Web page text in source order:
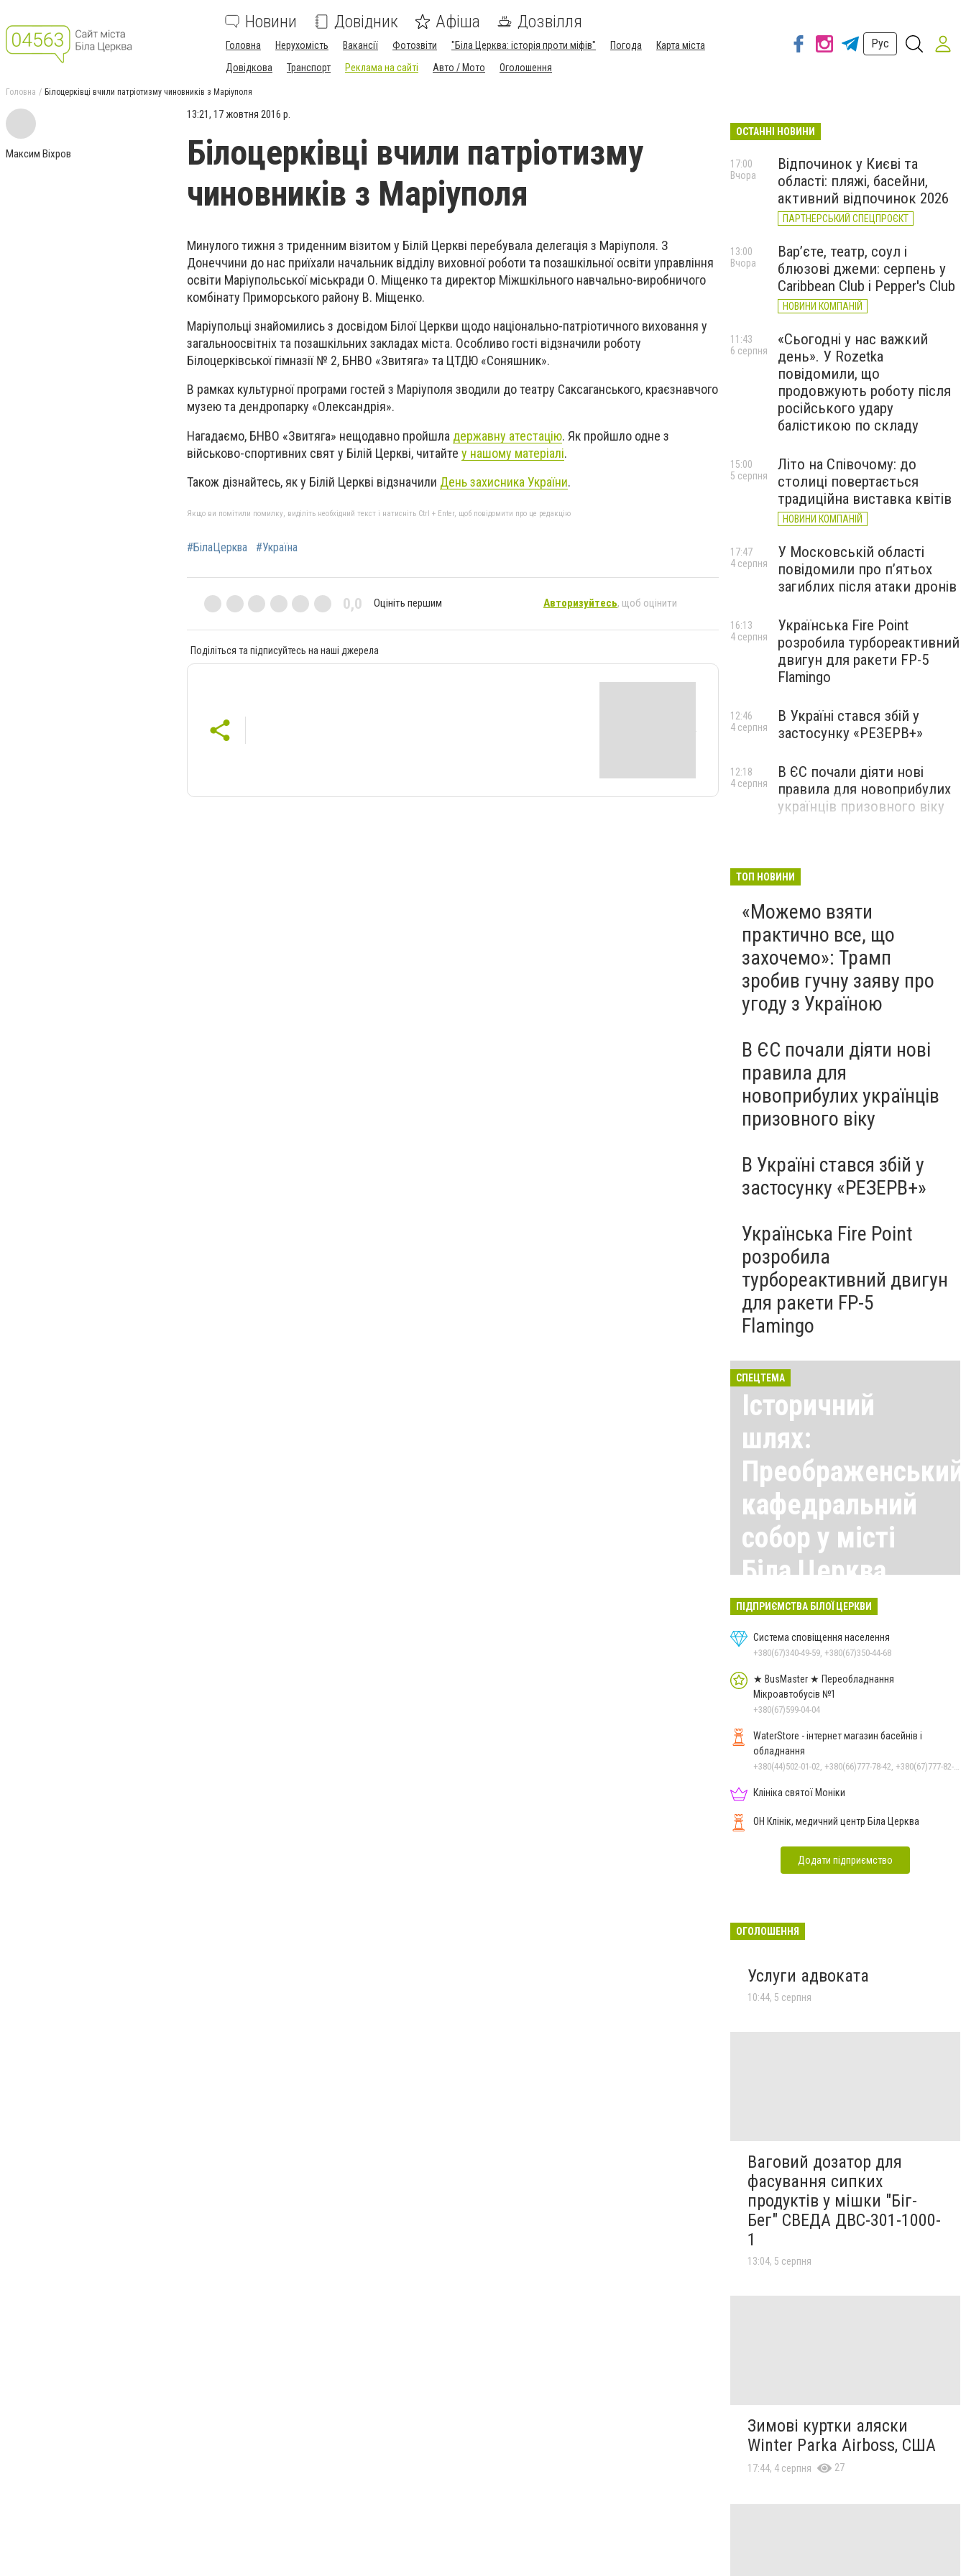
Новини Довідник Афіша Дозвілля
Головна Нерухомість Вакансії Фотозвіти "Біла Церква: історія проти міфів" Погода
Карта міста
Довідкова
Транспорт Реклама на сайті Авто / Мото Оголошення
Рус
Головна Білоцерківці вчили патріотизму чиновників з Маріуполя
Максим Віхров
13:21, 17 жовтня 2016 р.
Білоцерківці вчили патріотизму
чиновників з Маріуполя
Минулого тижня з триденним візитом у Білій Церкві перебувала делегація з Маріуполя. З
Донеччини до нас приїхали начальник відділу виховної роботи та позашкільної освіти управління
освіти Маріупольської міськради О. Міщенко та директор Міжшкільного навчально-виробничого
комбінату Приморського району В. Міщенко.
Маріупольці знайомились з досвідом Білої Церкви щодо національно-патріотичного виховання у
загальноосвітніх та позашкільних закладах міста. Особливо гості відзначили роботу
Білоцерківської гімназії № 2, БНВО «Звитяга» та ЦТДЮ «Соняшник».
В рамках культурної програми гостей з Маріуполя зводили до театру Саксаганського, краєзнавчого
музею та дендропарку «Олександрія».
Нагадаємо, БНВО «Звитяга» нещодавно пройшла державну атестацію. Як пройшло одне з
військово-спортивних свят у Білій Церкві, читайте у нашому матеріалі.
Також дізнайтесь, як у Білій Церкві відзначили День захисника України.
Якщо ви помітили помилку, виділіть необхідний текст і натисніть Ctrl + Enter, щоб повідомити про це редакцію
#БілаЦерква #Україна
0,0 Оцініть першим Авторизуйтесь, щоб оцінити
Поділіться та підписуйтесь на наші джерела
ОСТАННІ НОВИНИ
Відпочинок у Києві та
області: пляжі, басейни,
активний відпочинок 2026
ПАРТНЕРСЬКИЙ СПЕЦПРОЄКТ
17:00
Вчора
Вар’єте, театр, соул і
блюзові джеми: серпень у
Caribbean Club і Pepper's Club
НОВИНИ КОМПАНІЙ
13:00
Вчора
«Сьогодні у нас важкий
день». У Rozetka
повідомили, що
продовжують роботу після
російського удару
балістикою по складу
11:43
6 серпня
Літо на Співочому: до
столиці повертається
традиційна виставка квітів
НОВИНИ КОМПАНІЙ
15:00
5 серпня
У Московській області
повідомили про п’ятьох
загиблих після атаки дронів
17:47
4 серпня
Українська Fire Point
розробила турбореактивний
двигун для ракети FP-5
Flamingo
16:13
4 серпня
В Україні стався збій у
застосунку «РЕЗЕРВ+»
12:46
4 серпня
В ЄС почали діяти нові
правила для новоприбулих
українців призовного віку
12:18
4 серпня
ТОП НОВИНИ
«Можемо взяти
практично все, що
захочемо»: Трамп
зробив гучну заяву про
угоду з Україною
В ЄС почали діяти нові
правила для
новоприбулих українців
призовного віку
В Україні стався збій у
застосунку «РЕЗЕРВ+»
Українська Fire Point
розробила
турбореактивний двигун
для ракети FP-5
Flamingo
СПЕЦТЕМА
Історичний
шлях:
Преображенський
кафедральний
собор у місті
Біла Церква
Всі матеріали тут
ПІДПРИЄМСТВА БІЛОЇ ЦЕРКВИ
Система сповіщення населення
+380(67)340-49-59, +380(67)350-44-68
★ BusMaster ★ Переобладнання
Мікроавтобусів №1
+380(67)599-04-04
WaterStore - інтернет магазин басейнів і
обладнання
Клініка святої Моніки
ОН Клінік, медичний центр Біла Церква
Додати підприємство
ОГОЛОШЕННЯ
Услуги адвоката
10:44, 5 серпня
Ваговий дозатор для
фасування сипких
продуктів у мішки "Біг-
Бег" СВЕДА ДВС-301-1000-
1
13:04, 5 серпня
Зимові куртки аляски
Winter Parka Airboss, США
17:44, 4 серпня 27